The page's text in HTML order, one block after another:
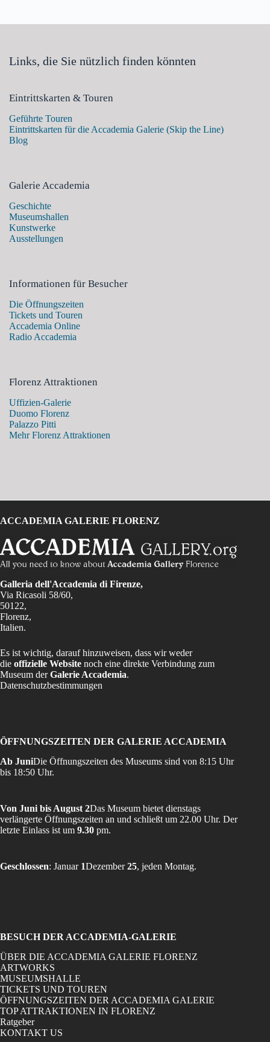
Links, die Sie nützlich finden könnten
Eintrittskarten & Touren
Geführte Touren
Eintrittskarten für die Accademia Galerie (Skip the Line)
Blog
Galerie Accademia
Geschichte
Museumshallen
Kunstwerke
Ausstellungen
Informationen für Besucher
Die Öffnungszeiten
Tickets und Touren
Accademia Online
Radio Accademia
Florenz Attraktionen
Uffizien-Galerie
Duomo Florenz
Palazzo Pitti
Mehr Florenz Attraktionen
ACCADEMIA GALERIE FLORENZ
Galleria dell'Accademia di Firenze,
Via Ricasoli 58/60,
50122,
Florenz,
Italien.
Es ist wichtig, darauf hinzuweisen, dass wir weder
die offizielle Website noch eine direkte Verbindung zum
Museum derGalerie Accademia.
Datenschutzbestimmungen
ÖFFNUNGSZEITEN DER GALERIE ACCADEMIA
Ab JuniDie Öffnungszeiten des Museums sind von 8:15 Uhr
bis 18:50 Uhr.
Von Juni bis August 2Das Museum bietet dienstags
verlängerte Öffnungszeiten an und schließt um 22.00 Uhr. Der
letzte Einlass ist um 9.30 pm.
Geschlossen: Januar 1Dezember25, jeden Montag.
BESUCH DER ACCADEMIA-GALERIE
ÜBER DIE ACCADEMIA GALERIE FLORENZ
ARTWORKS
MUSEUMSHALLE
TICKETS UND TOUREN
ÖFFNUNGSZEITEN DER ACCADEMIA GALERIE
TOP ATTRAKTIONEN IN FLORENZ
Ratgeber
KONTAKT US